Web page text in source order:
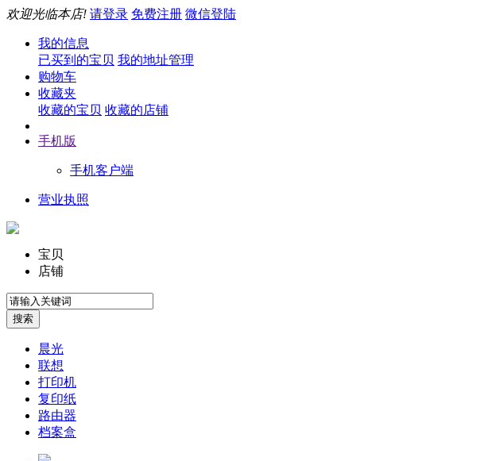
欢迎光临本店! 请登录 免费注册 微信登陆
我的信息
已买到的宝贝 我的地址管理
购物车
收藏夹
收藏的宝贝 收藏的店铺
手机版
手机客户端
营业执照
宝贝
店铺
晨光
联想
打印机
复印纸
路由器
档案盒